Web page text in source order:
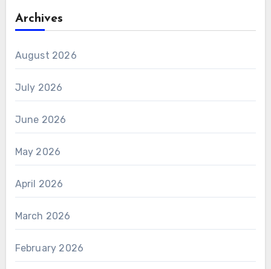
Archives
August 2026
July 2026
June 2026
May 2026
April 2026
March 2026
February 2026